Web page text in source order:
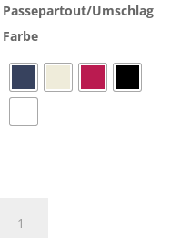
Passepartout/Umschlag
Farbe
Güte